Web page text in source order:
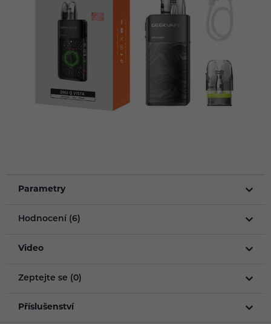
Parametry
Hodnocení (6)
Video
Zeptejte se (0)
Příslušenství